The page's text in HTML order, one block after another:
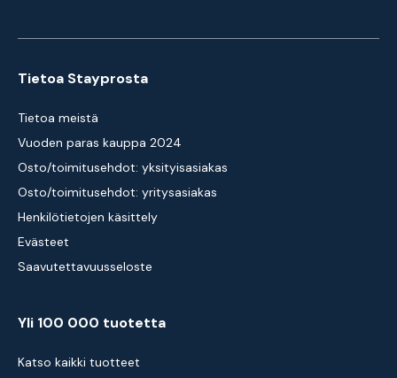
Tietoa Stayprosta
Tietoa meistä
Vuoden paras kauppa 2024
Osto/toimitusehdot: yksityisasiakas
Osto/toimitusehdot: yritysasiakas
Henkilötietojen käsittely
Evästeet
Saavutettavuusseloste
Yli 100 000 tuotetta
Katso kaikki tuotteet